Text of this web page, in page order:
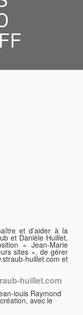
et d’aider à la
et Danièle Huillet,
« Jean-Marie
sites », de gérer
huillet.com et
huillet.com
louis Raymond
avec le